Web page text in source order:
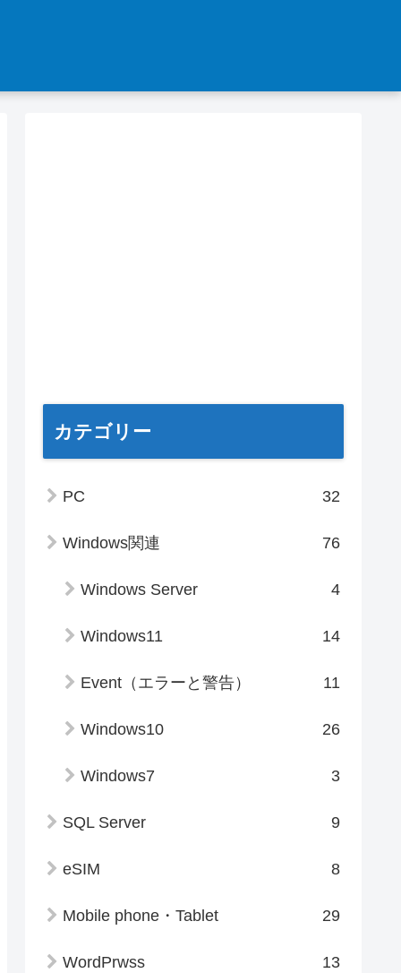
カテゴリー
PC 32
Windows関連 76
Windows Server 4
Windows11 14
Event（エラーと警告） 11
Windows10 26
Windows7 3
SQL Server 9
eSIM 8
Mobile phone・Tablet 29
WordPrwss 13